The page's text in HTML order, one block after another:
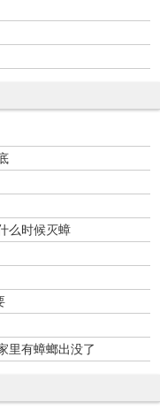
么时候灭蟑
里有蟑螂出没了